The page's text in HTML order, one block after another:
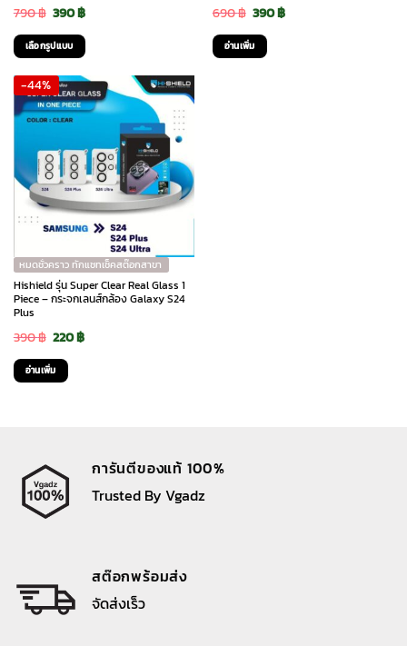
790฿ Original
price
was:
790 ฿.
390฿Current
price
390 ฿.
เลือกรูปแบบ
product
has
multiple
variants.
The
options
may
chosen
on
the
product
page
690฿ Original
price
was:
390฿Current
อ่านเพิ่ม
-44%
หมดชั่วคราว ทักแชทเช็คสต๊อกสาขา
Hishield รุ่น Super Clear Real Glass 1
Piece – กระจกเลนส์กล้อง Galaxy S24
Plus
390฿ Original
price
was:
220฿Current
อ่านเพิ่ม
การันตีของแท้ 100%
Trusted By Vgadz
สต๊อกพร้อมส่ง
จัดส่งเร็ว